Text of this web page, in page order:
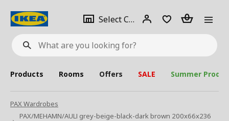
What
are
looking
for?
Select City Select
city
Login Piece(s)
Products Rooms Offers SALE Summer
PAX Wardrobes
PAX/MEHAMN/AULI grey-beige-black-dark brown 200x66x236